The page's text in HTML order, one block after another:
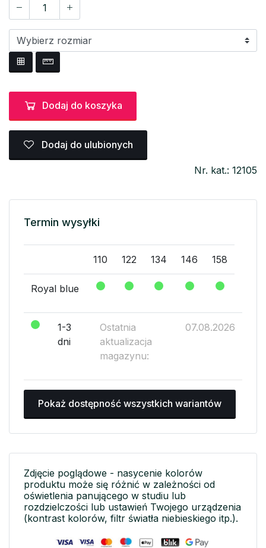
Dodaj do koszyka
Dodaj do ulubionych
Nr. kat.: 12105
Termin wysyłki
110 122 134 146 158
Royal blue
1-3
dni
Ostatnia
aktualizacja
magazynu:
07.08.2026
Pokaż dostępność wszystkich wariantów
Zdjęcie poglądowe - nasycenie kolorów
produktu może się różnić w zależności od
oświetlenia panującego w studiu lub
rozdzielczości lub ustawień Twojego urządzenia
(kontrast kolorów, filtr światła niebieskiego itp.).